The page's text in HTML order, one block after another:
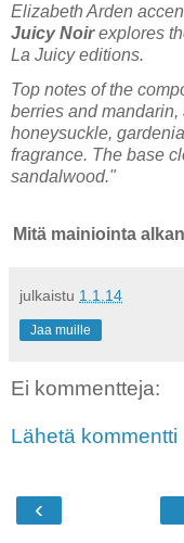
Elizabeth Arden
Juicy Noirexplores
La Juicy editions.
Top notes of the
berries and
honeysuckle,
fragrance. The base
sandalwood."
Mitä mainiointa
julkaistu 1.1.14
Jaa muille
Ei kommentteja:
Lähetä kommentti
‹